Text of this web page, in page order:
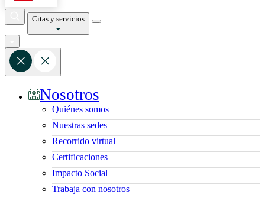
Citas y servicios
Nosotros
Quiénes somos
Nuestras sedes
Recorrido virtual
Certificaciones
Impacto Social
Trabaja con nosotros